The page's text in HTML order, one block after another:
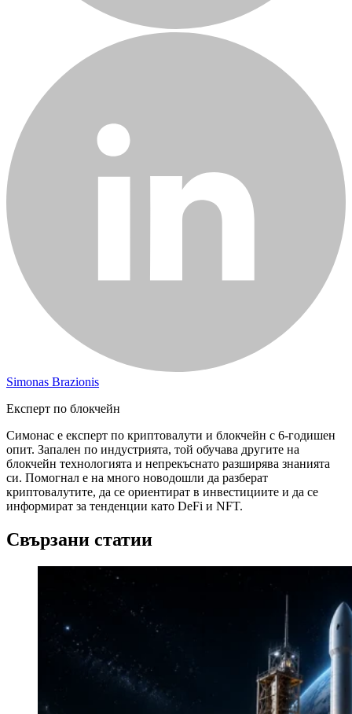
Simonas Brazionis
Експерт по блокчейн
Симонас е експерт по криптовалути и блокчейн с 6-годишен
опит. Запален по индустрията, той обучава другите на
блокчейн технологията и непрекъснато разширява знанията
си. Помогнал е на много новодошли да разберат
криптовалутите, да се ориентират в инвестициите и да се
информират за тенденции като DeFi и NFT.
Свързани статии